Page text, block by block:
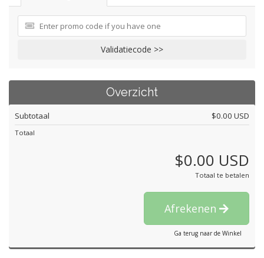
Validatiecode >>
Overzicht
Subtotaal $0.00 USD
Totaal
$0.00 USD
Totaal te betalen
Afrekenen
Ga terug naar de Winkel